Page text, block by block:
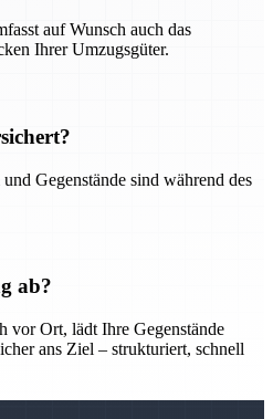
auf Wunsch auch das
Ihrer Umzugsgüter.
Gegenstände sind während des
ab?
vor Ort, lädt Ihre Gegenstände
ans Ziel – strukturiert, schnell